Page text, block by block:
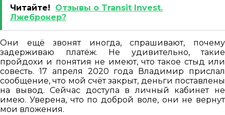
Читайте!
Отзывы о Transit Invest.
Лжеброкер?
Они ещё звонят иногда, спрашивают, почему
задерживаю платёж. Не удивительно, такие
пройдохи и понятия не имеют, что такое стыд или
совесть. 17 апреля 2020 года Владимир прислал
сообщение, что мой счёт закрыт, деньги поставлены
на вывод. Сейчас доступа в личный кабинет не
имею. Уверена, что по доброй воле, они не вернут
мои вложения.